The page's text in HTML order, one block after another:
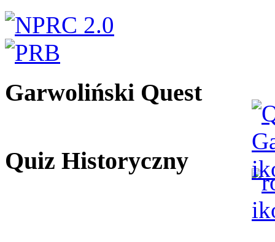
Garwoliński Quest
Quiz Historyczny